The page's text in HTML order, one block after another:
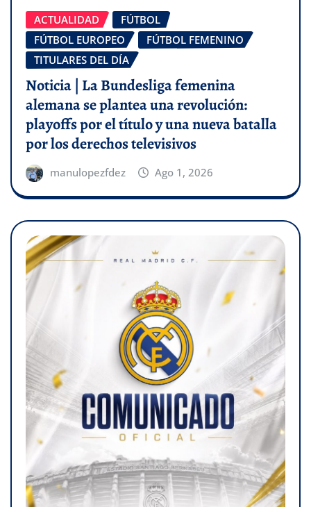
ACTUALIDAD
FÚTBOL
FÚTBOL EUROPEO
FÚTBOL FEMENINO
TITULARES DEL DÍA
Noticia | La Bundesliga femenina
alemana se plantea una revolución:
playoffs por el título y una nueva batalla
por los derechos televisivos
manulopezfdez Ago 1, 2026